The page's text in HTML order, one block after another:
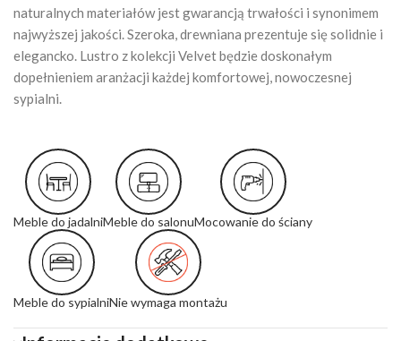
naturalnych materiałów jest gwarancją trwałości i synonimem
najwyższej jakości. Szeroka, drewniana prezentuje się solidnie i
elegancko. Lustro z kolekcji Velvet będzie doskonałym
dopełnieniem aranżacji każdej komfortowej, nowoczesnej
sypialni.
Meble do jadalniMeble do salonuMocowanie do ściany
Meble do sypialniNie wymaga montażu